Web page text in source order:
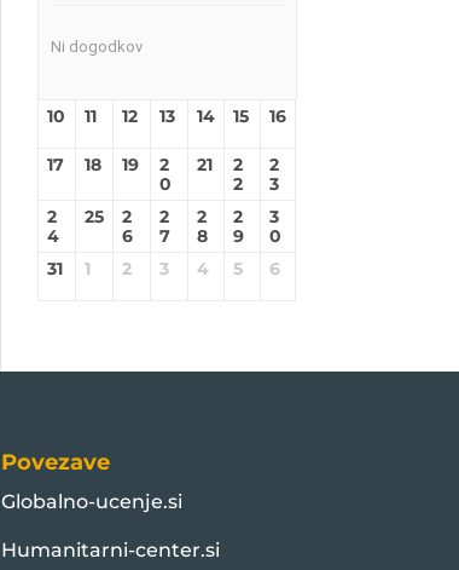
Ni dogodkov
10 11 12 13 14 15 16
17 18 19
2
0
21
2
2
2
3
2
4
25
2
6
2
7
2
8
2
9
3
0
31
1 2 3 4 5 6
Povezave
Globalno-ucenje.si
Humanitarni-center.si